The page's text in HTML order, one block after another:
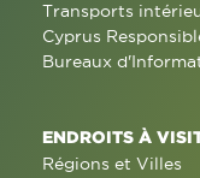
Transports
Cyprus
Bureaux
ENDROITS À
Régions et Villes